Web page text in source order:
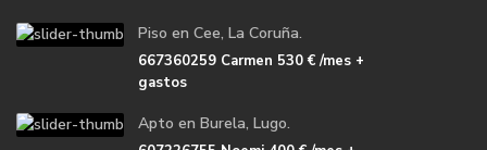
Piso en Cee, La Coruña.
667360259 Carmen 530 €/mes +
gastos
Apto en Burela, Lugo.